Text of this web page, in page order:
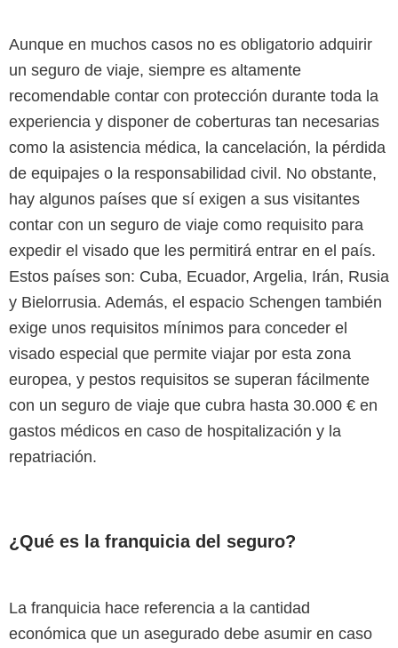
Aunque en muchos casos no es obligatorio adquirir
un seguro de viaje, siempre es altamente
recomendable contar con protección durante toda la
experiencia y disponer de coberturas tan necesarias
como la asistencia médica, la cancelación, la pérdida
de equipajes o la responsabilidad civil. No obstante,
hay algunos países que sí exigen a sus visitantes
contar con un seguro de viaje como requisito para
expedir el visado que les permitirá entrar en el país.
Estos países son: Cuba, Ecuador, Argelia, Irán, Rusia
y Bielorrusia. Además, el espacio Schengen también
exige unos requisitos mínimos para conceder el
visado especial que permite viajar por esta zona
europea, y pestos requisitos se superan fácilmente
con un seguro de viaje que cubra hasta 30.000 € en
gastos médicos en caso de hospitalización y la
repatriación.
¿Qué es la franquicia del seguro?
La franquicia hace referencia a la cantidad
económica que un asegurado debe asumir en caso